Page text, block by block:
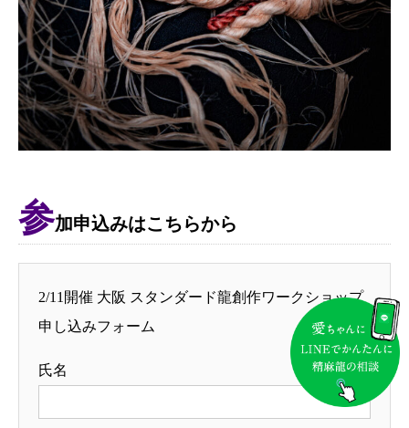
参加申込みはこちらから
2/11開催 大阪 スタンダード龍創作ワークショップ
申し込みフォーム
氏名